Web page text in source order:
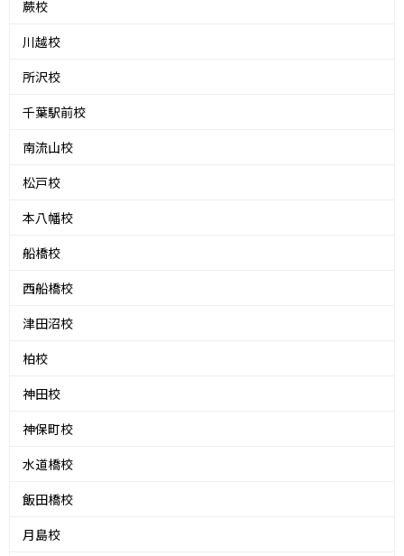
蕨校
川越校
所沢校
千葉駅前校
南流山校
松戸校
本八幡校
船橋校
西船橋校
津田沼校
柏校
神田校
神保町校
水道橋校
飯田橋校
月島校